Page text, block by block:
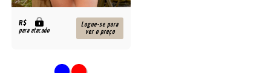
R$
para atacado
Logue-se para
ver o preço